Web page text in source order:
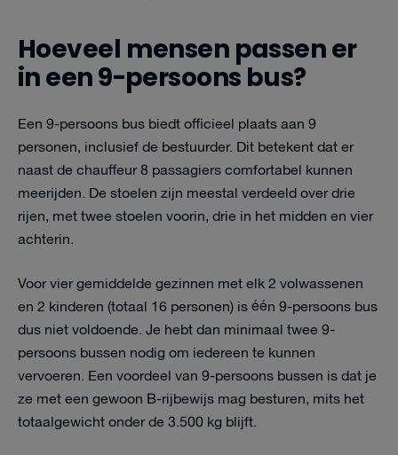
Hoeveel mensen passen er
in een 9-persoons bus?
Een 9-persoons bus biedt officieel plaats aan 9
personen, inclusief de bestuurder. Dit betekent dat er
naast de chauffeur 8 passagiers comfortabel kunnen
meerijden. De stoelen zijn meestal verdeeld over drie
rijen, met twee stoelen voorin, drie in het midden en vier
achterin.
Voor vier gemiddelde gezinnen met elk 2 volwassenen
en 2 kinderen (totaal 16 personen) is één 9-persoons bus
dus niet voldoende. Je hebt dan minimaal twee 9-
persoons bussen nodig om iedereen te kunnen
vervoeren. Een voordeel van 9-persoons bussen is dat je
ze met een gewoon B-rijbewijs mag besturen, mits het
totaalgewicht onder de 3.500 kg blijft.